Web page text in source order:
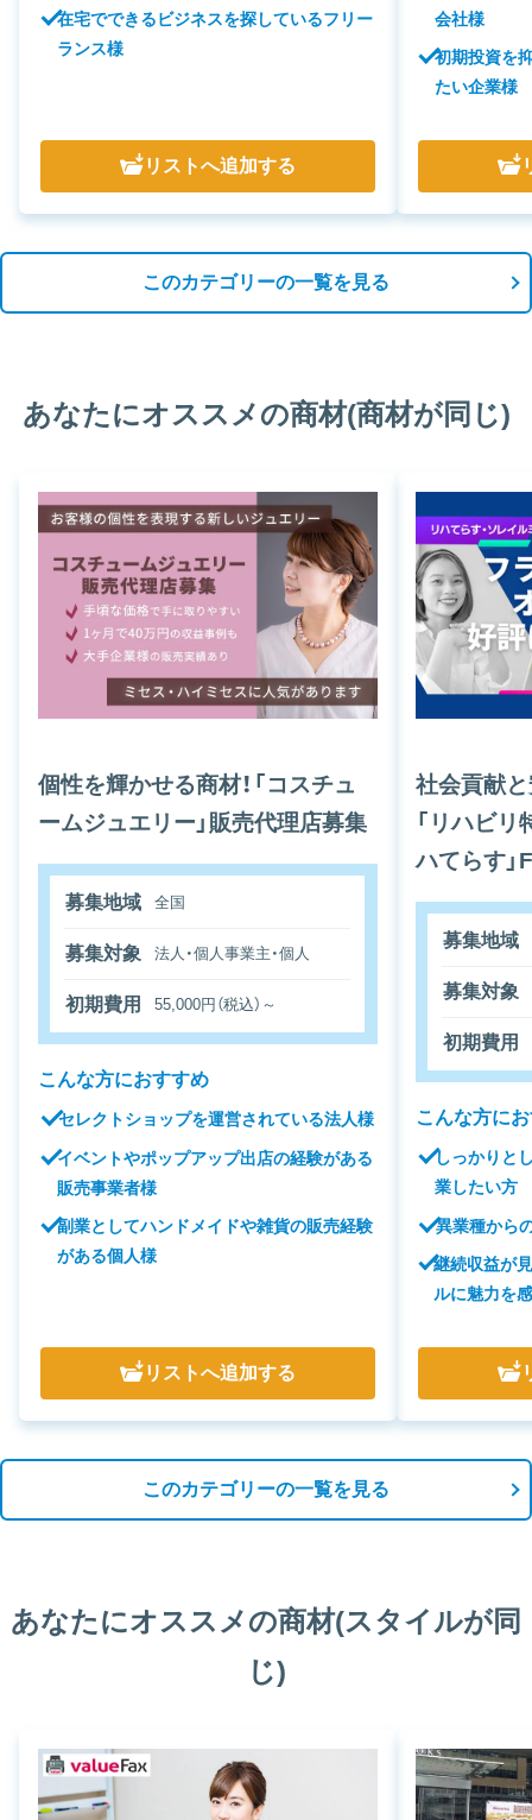
在宅でできるビジネスを探しているフリー
ランス様
リストへ追加する
会社様
初期投資を
たい企業様
このカテゴリーの一覧を見る
あなたにオススメの商材(商材が同じ)
個性を輝かせる商材！「コスチュ
ームジュエリー」販売代理店募集
募集地域 全国
募集対象 法人・個人事業主・個人
初期費用 55,000円（税込）～
こんな方におすすめ
セレクトショップを運営されている法人様
イベントやポップアップ出店の経験がある
販売事業者様
副業としてハンドメイドや雑貨の販売経験
がある個人様
リストへ追加する
社会貢献と
「リハビ
ハてらす」
募集地域
募集対象
初期費用
こんな方に
しっかりと
業したい方
異業種から
継続収益が
ルに魅力を
このカテゴリーの一覧を見る
あなたにオススメの商材(スタイルが同
じ)